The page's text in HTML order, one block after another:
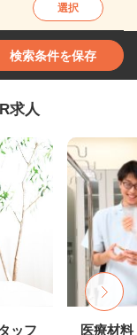
選択
検索条件を保存
求人
ッフ 医療材